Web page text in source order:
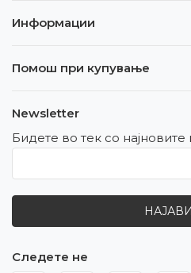
Информации
Помош при купување
Newsletter
Бидете во тек со
Следете не